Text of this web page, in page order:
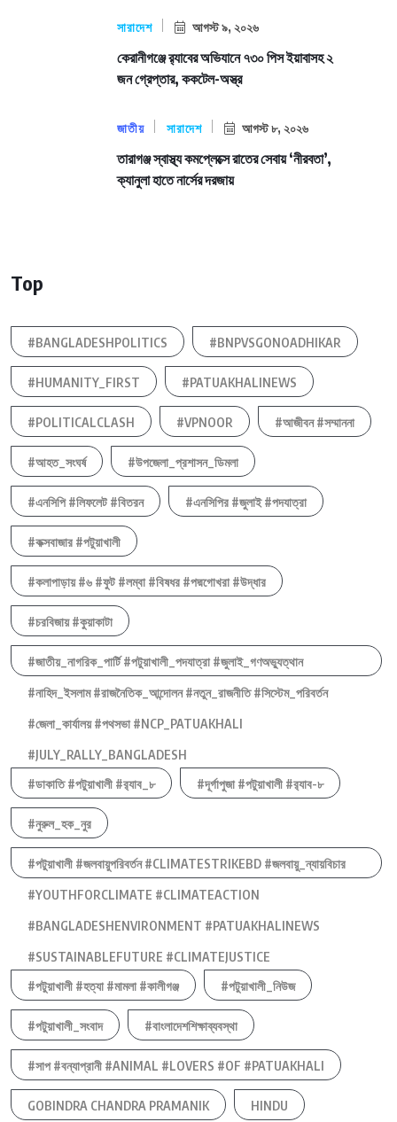
সারাদেশ আগস্ট ৯, ২০২৬
কেরানীগঞ্জে র‍্যাবের অভিযানে ৭৩০ পিস ইয়াবাসহ ২
জন গ্রেপ্তার, ককটেল-অস্ত্র
জাতীয় সারাদেশ আগস্ট ৮, ২০২৬
তারাগঞ্জ স্বাস্থ্য কমপ্লেক্সে রাতের সেবায় ‘নীরবতা’,
ক্যানুলা হাতে নার্সের দরজায়
Top
#BANGLADESHPOLITICS #BNPVSGONOADHIKAR
#HUMANITY_FIRST #PATUAKHALINEWS
#POLITICALCLASH #VPNOOR #আজীবন #সম্মাননা
#আহত_সংঘর্ষ #উপজেলা_প্রশাসন_ডিমলা
#এনসিপি #লিফলেট #বিতরন #এনসিপির #জুলাই #পদযাত্রা
#কক্সবাজার #পটুয়াখালী
#কলাপাড়ায় #৬ #ফুট #লম্বা #বিষধর #পদ্মগোখরা #উদ্ধার
#চরবিজায় #কুয়াকাটা
#জাতীয়_নাগরিক_পার্টি #পটুয়াখালী_পদযাত্রা #জুলাই_গণঅভ্যুত্থান
#নাহিদ_ইসলাম #রাজনৈতিক_আন্দোলন #নতুন_রাজনীতি #সিস্টেম_পরিবর্তন
#জেলা_কার্যালয় #পথসভা #NCP_PATUAKHALI
#JULY_RALLY_BANGLADESH
#ডাকাতি #পটুয়াখালী #র‍্যাব_৮
#দূর্গাপুজা #পটুয়াখালী #র‍্যাব-৮
#নুরুল_হক_নুর
#পটুয়াখালী #জলবায়ুপরিবর্তন #CLIMATESTRIKEBD #জলবায়ু_ন্যায়বিচার
#YOUTHFORCLIMATE #CLIMATEACTION
#BANGLADESHENVIRONMENT #PATUAKHALINEWS
#SUSTAINABLEFUTURE #CLIMATEJUSTICE
#পটুয়াখালী #হত্যা #মামলা #কালীগঞ্জ
#পটুয়াখালী_নিউজ
#পটুয়াখালী_সংবাদ #বাংলাদেশশিক্ষাব্যবস্থা
#সাপ #বন্যাপ্রানী #ANIMAL #LOVERS #OF #PATUAKHALI
GOBINDRA CHANDRA PRAMANIK HINDU